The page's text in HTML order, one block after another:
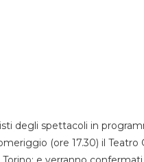
degli spettacoli in
(ore 17.30) il Teatro